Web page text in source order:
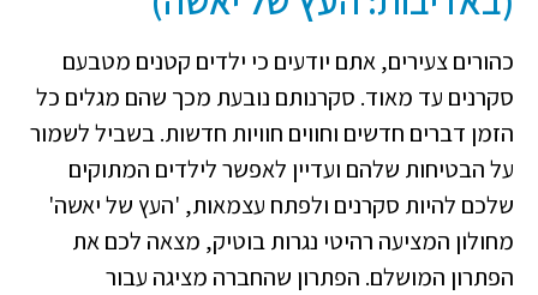
כהורים צעירים, אתם יודעים כי ילדים קטנים מטבעם
סקרנים עד מאוד. סקרנותם נובעת מכך שהם מגלים כל
הזמן דברים חדשים וחווים חוויות חדשות. בשביל לשמור
על הבטיחות שלהם ועדיין לאפשר לילדים המתוקים
שלכם להיות סקרנים ולפתח עצמאות, 'העץ של יאשה'
מחולון המציעה רהיטי נגרות בוטיק, מצאה לכם את
הפתרון המושלם. הפתרון שהחברה מציגה עבור